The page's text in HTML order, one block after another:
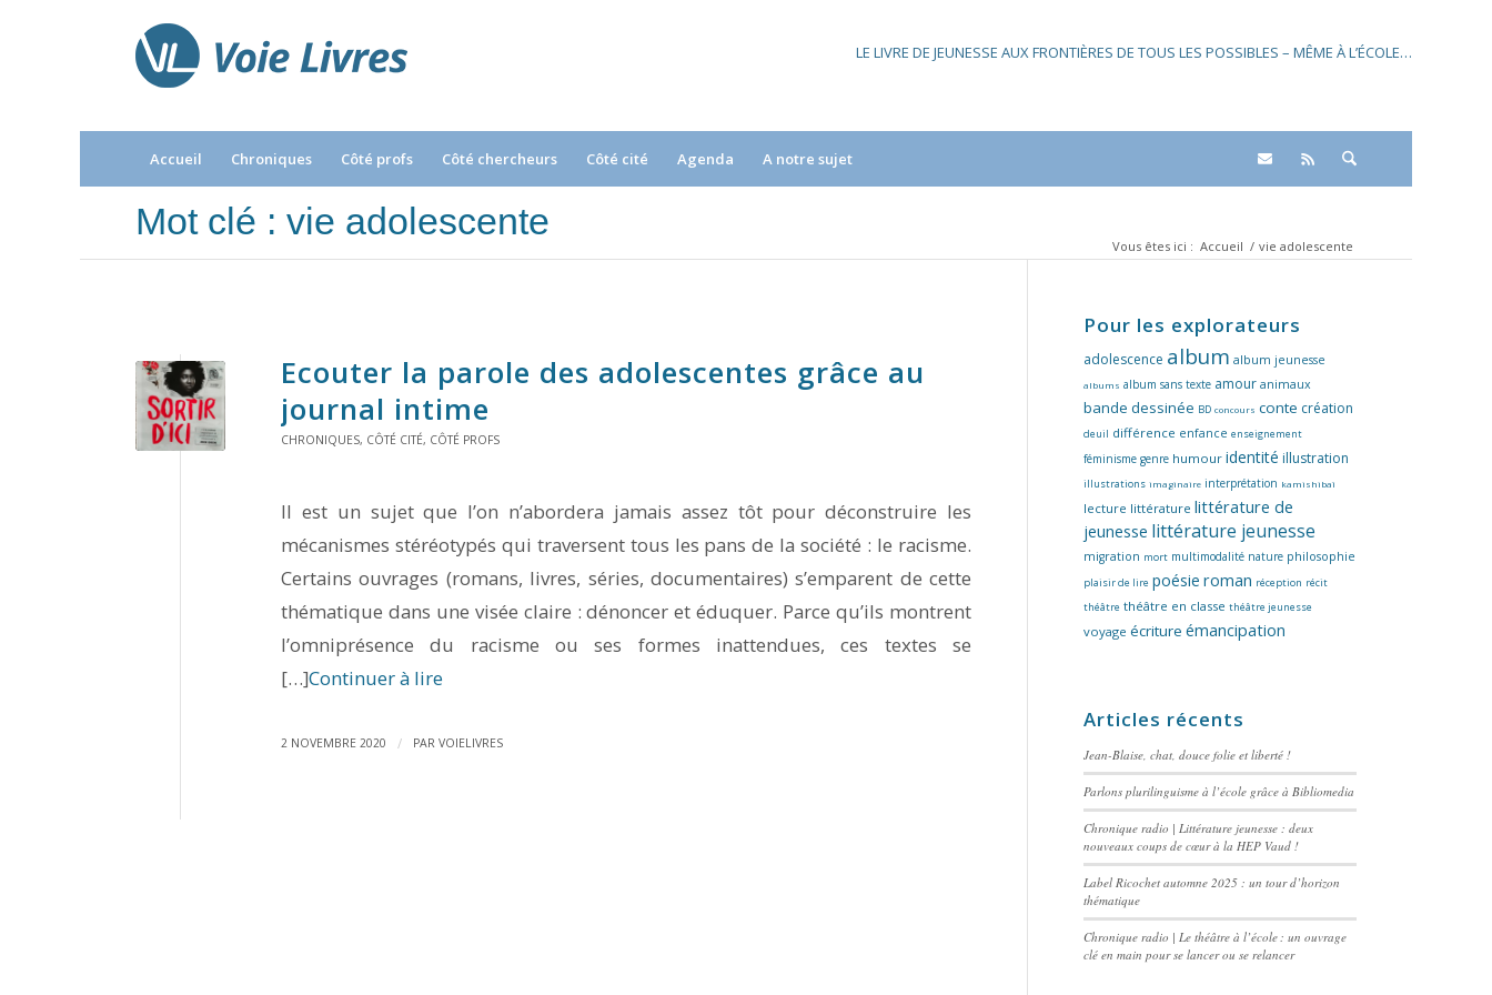
LE LIVRE DE JEUNESSE AUX FRONTIÈRES DE TOUS LES POSSIBLES – MÊME À L’ÉCOLE…
Accueil Chroniques Côté profs Côté chercheurs Côté cité Agenda A notre sujet
Mot clé : vie adolescente
Vous êtes ici : Accueil / vie adolescente
Ecouter la parole des adolescentes grâce au
journal intime
CHRONIQUES, CÔTÉ CITÉ, CÔTÉ PROFS
Il est un sujet que l’on n’abordera jamais assez tôt pour déconstruire les
mécanismes stéréotypés qui traversent tous les pans de la société : le racisme.
Certains ouvrages (romans, livres, séries, documentaires) s’emparent de cette
thématique dans une visée claire : dénoncer et éduquer. Parce qu’ils montrent
l’omniprésence du racisme ou ses formes inattendues, ces textes se
[…]Continuer à lire
2 NOVEMBRE 2020 / PAR VOIELIVRES
Pour les explorateurs
adolescence album album jeunesse
albums album sans texte amour animaux
bande dessinée BD concours conte création
deuil différence enfance enseignement
féminisme genre humour identité illustration
illustrations imaginaire interprétation kamishibaï
lecture littérature littérature de
jeunesse littérature jeunesse
migration mort multimodalité nature philosophie
plaisir de lire poésie roman réception récit
théâtre théâtre en classe théâtre jeunesse
voyage écriture émancipation
Articles récents
Jean-Blaise, chat, douce folie et liberté !
Parlons plurilinguisme à l’école grâce à Bibliomedia
Chronique radio | Littérature jeunesse : deux
nouveaux coups de cœur à la HEP Vaud !
Label Ricochet automne 2025 : un tour d’horizon
thématique
Chronique radio | Le théâtre à l’école : un ouvrage
clé en main pour se lancer ou se relancer